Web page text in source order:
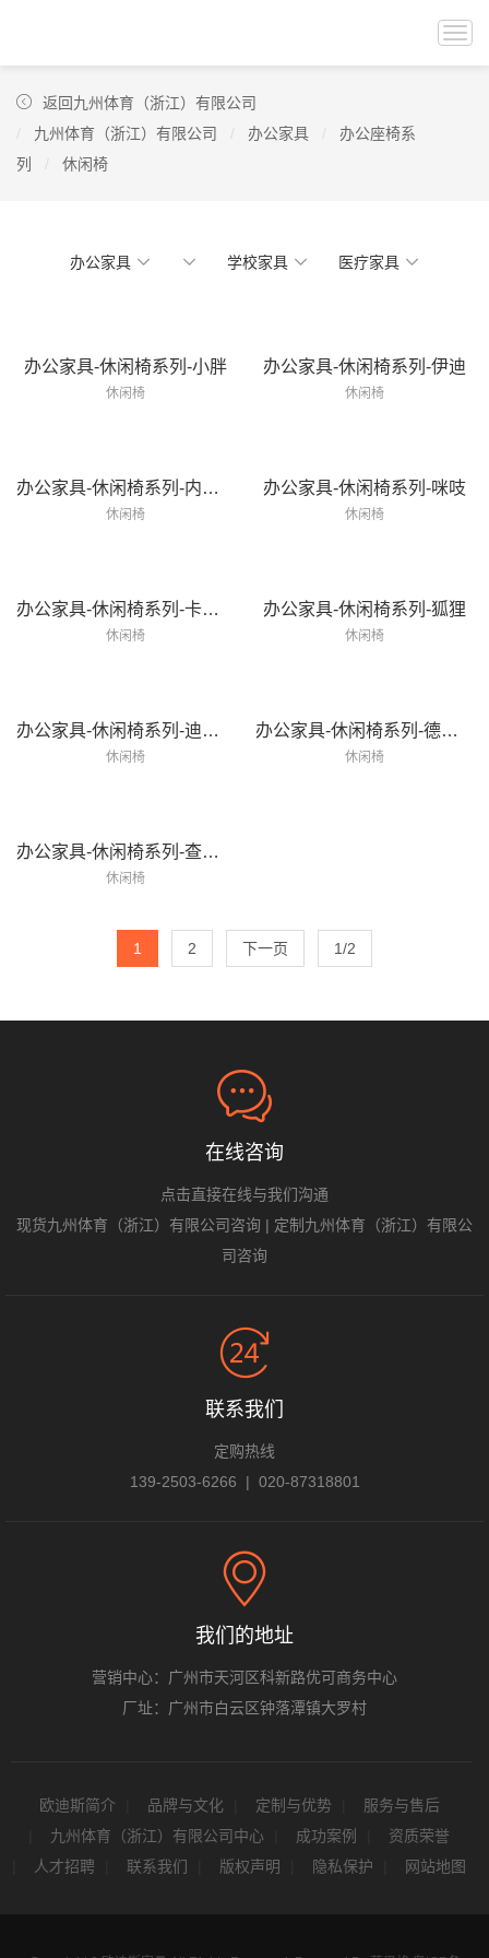
返回九州体育（浙江）有限公司
九州体育（浙江）有限公司
办公家具
办公座椅系
列
休闲椅
办公家具 学校家具 医疗家具
办公家具-休闲椅系列-小胖
休闲椅
办公家具-休闲椅系列-伊迪
休闲椅
办公家具-休闲椅系列-内斯特
休闲椅
办公家具-休闲椅系列-咪吱
休闲椅
办公家具-休闲椅系列-卡西迪
休闲椅
办公家具-休闲椅系列-狐狸
休闲椅
办公家具-休闲椅系列-迪安娜
休闲椅
办公家具-休闲椅系列-德瓦恩
休闲椅
办公家具-休闲椅系列-查丽蒂
休闲椅
1 2 下一页 1/2
在线咨询
点击直接在线与我们沟通
现货九州体育（浙江）有限公司咨询 | 定制九州体育（浙江）有限公
司咨询
联系我们
定购热线
139-2503-6266 | 020-87318801
我们的地址
营销中心：广州市天河区科新路优可商务中心
厂址：广州市白云区钟落潭镇大罗村
欧迪斯简介 品牌与文化 定制与优势
服务与售后
九州体育（浙江）有限公司中心
成功案例
资质荣誉
人才招聘
联系我们 版权声明 隐私保护 网站地图